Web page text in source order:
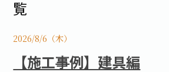
覧
2026/8/6（木）
【施工事例】建具編